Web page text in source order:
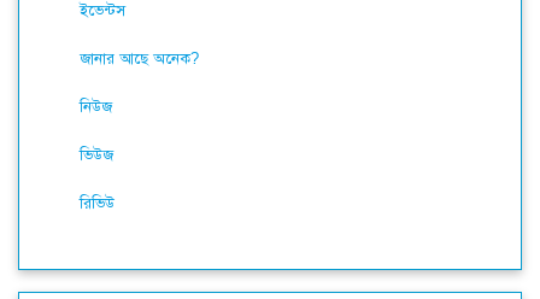
ইভেন্টস
জানার আছে অনেক?
নিউজ
ভিউজ
রিভিউ